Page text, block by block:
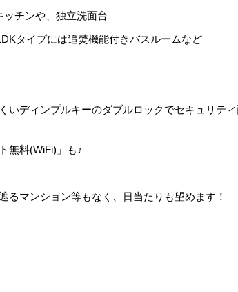
チンや、独立洗面台
タイプには追焚機能付きバスルームなど
いディンプルキーのダブルロックでセキュリティ
無料(WiFi)」も♪
マンション等もなく、日当たりも望めます！